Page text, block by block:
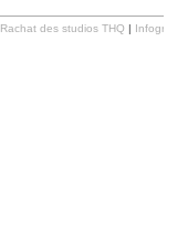
Rachat des studios THQ |